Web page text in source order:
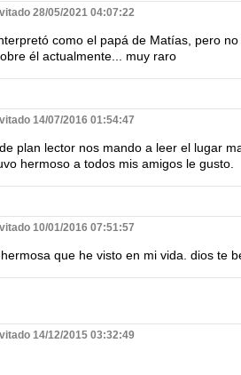
28/05/2021 04:07:22
como el papá de Matías, pero
él actualmente... muy raro
14/07/2016 01:54:47
plan lector nos mando a leer el lugar
hermoso a todos mis amigos le gusto.
10/01/2016 07:51:57
que he visto en mi vida. dios te
14/12/2015 03:32:49